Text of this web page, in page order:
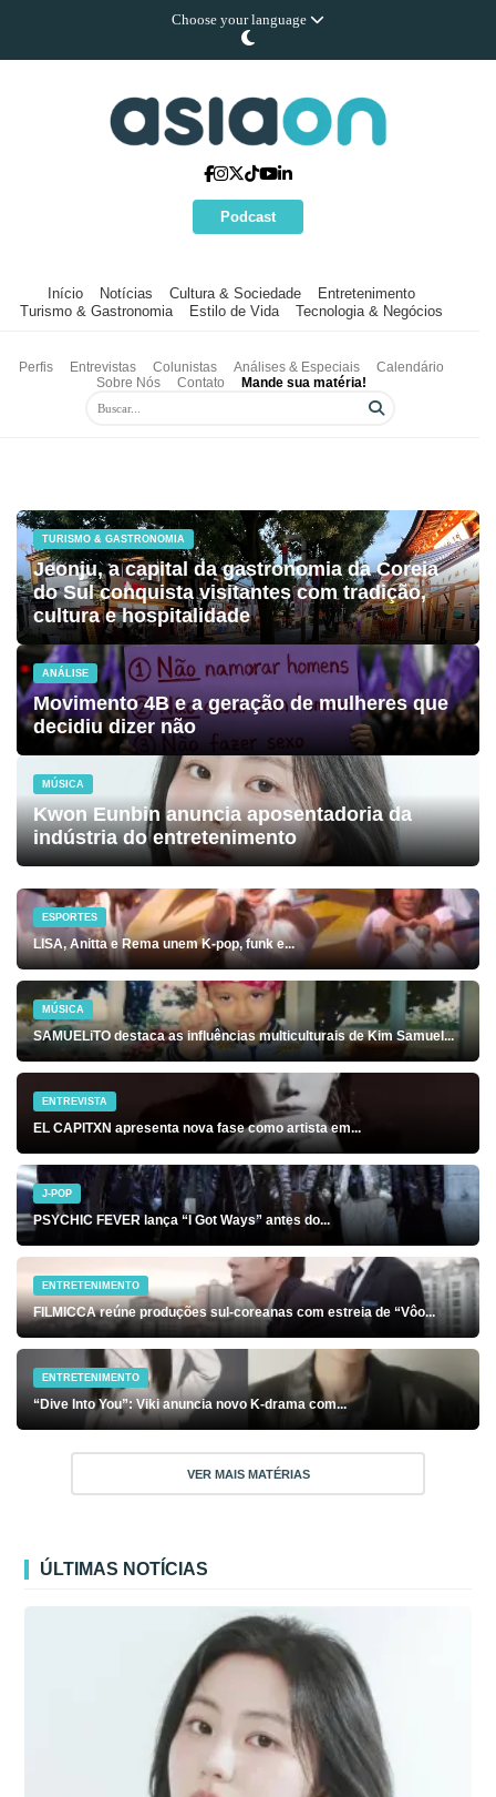
Choose your language
Podcast
Início Notícias Cultura & Sociedade
Entretenimento
Turismo & Gastronomia
Estilo de Vida Tecnologia & Negócios
Perfis Entrevistas Colunistas Análises & Especiais
Calendário
Sobre Nós
Contato Mande sua matéria!
TURISMO & GASTRONOMIA
Jeonju, a capital da gastronomia da Coreia
do Sul conquista visitantes com tradição,
cultura e hospitalidade
ANÁLISE
Movimento 4B e a geração de mulheres que
decidiu dizer não
MÚSICA
Kwon Eunbin anuncia aposentadoria da
indústria do entretenimento
ESPORTES
LISA, Anitta e Rema unem K-pop, funk e...
MÚSICA
SAMUELiTO destaca as influências multiculturais de Kim Samuel...
ENTREVISTA
EL CAPITXN apresenta nova fase como artista em...
J-POP
PSYCHIC FEVER lança “I Got Ways” antes do...
ENTRETENIMENTO
FILMICCA reúne produções sul-coreanas com estreia de “Vôo...
ENTRETENIMENTO
“Dive Into You”: Viki anuncia novo K-drama com...
VER MAIS MATÉRIAS
ÚLTIMAS NOTÍCIAS